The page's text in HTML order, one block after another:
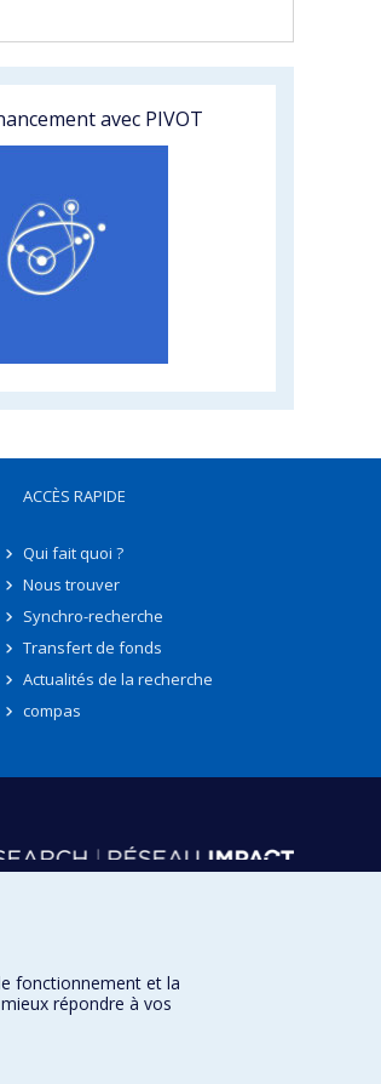
avec PIVOT
ACCÈS RAPIDE
Qui fait quoi ?
Nous trouver
Synchro-recherche
Transfert de fonds
Actualités de la recherche
compas
fonctionnement et la
répondre à vos